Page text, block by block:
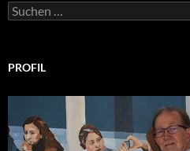
Suchen
nach:
PROFIL